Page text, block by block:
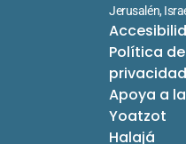
Jerusalén,
Política de
privacidad
Apoya a
Yoatzot
Halajá